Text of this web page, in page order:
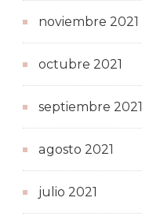
noviembre 2021
octubre 2021
septiembre 2021
agosto 2021
julio 2021